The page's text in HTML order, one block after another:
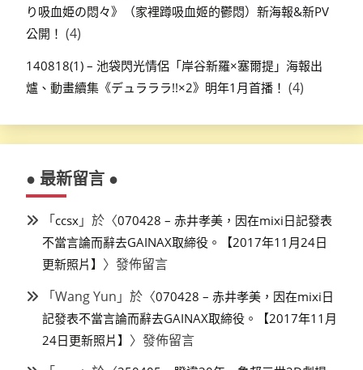
り吸血姫の悶々》（家裡蹲吸血姬的鬱悶）新海報&新PV
公開！ (4)
140818(1) – 池袋閃光情侶「岸谷新羅×塞爾提」海報出
爐、動畫續集《デュラララ!!×2》明年1月首播！ (4)
● 最新留言 ●
「ccsx 」於〈070428 – 赤井孝美，因在mixi日記發表
不當言論而辭去GAINAX取締役。【2017年11月24日
更新照片】 〉發佈留言
「Wang Yun 」於〈070428 – 赤井孝美，因在mixi日
記發表不當言論而辭去GAINAX取締役。【2017年11月
24日更新照片】 〉發佈留言